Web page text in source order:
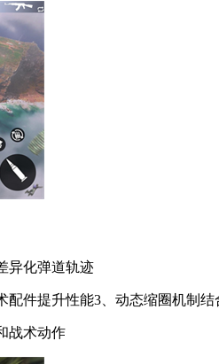
异化弹道轨迹
配件提升性能3、动态缩圈机制
战术动作